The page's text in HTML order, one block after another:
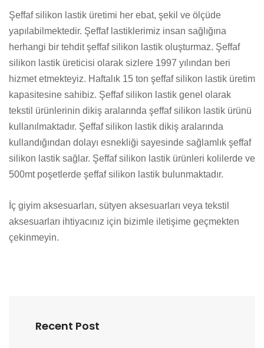
Şeffaf silikon lastik üretimi her ebat, şekil ve ölçüde
yapılabilmektedir. Şeffaf lastiklerimiz insan sağlığına
herhangi bir tehdit şeffaf silikon lastik oluşturmaz. Şeffaf
silikon lastik üreticisi olarak sizlere 1997 yılından beri
hizmet etmekteyiz. Haftalık 15 ton şeffaf silikon lastik üretim
kapasitesine sahibiz. Şeffaf silikon lastik genel olarak
tekstil ürünlerinin dikiş aralarında şeffaf silikon lastik ürünü
kullanılmaktadır. Şeffaf silikon lastik dikiş aralarında
kullandığından dolayı esnekliği sayesinde sağlamlık şeffaf
silikon lastik sağlar. Şeffaf silikon lastik ürünleri kolilerde ve
500mt poşetlerde şeffaf silikon lastik bulunmaktadır.
İç giyim aksesuarları, sütyen aksesuarları veya tekstil
aksesuarları ihtiyacınız için bizimle iletişime geçmekten
çekinmeyin.
Recent Post